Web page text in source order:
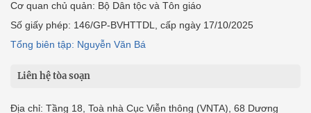
Cơ quan chủ quản: Bộ Dân tộc và Tôn giáo
Số giấy phép: 146/GP-BVHTTDL, cấp ngày 17/10/2025
Tổng biên tập: Nguyễn Văn Bá
Liên hệ tòa soạn
Địa chỉ: Tầng 18, Toà nhà Cục Viễn thông (VNTA), 68 Dương